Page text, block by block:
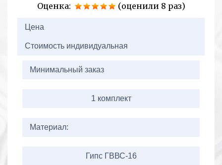
Оценка:
(оценили 8 раз)
Цена
Стоимость индивидуальная
Минимальный заказ
1 комплект
Материал:
Гипс ГВВС-16